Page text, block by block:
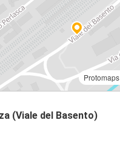
Protomaps
(Viale del Basento)